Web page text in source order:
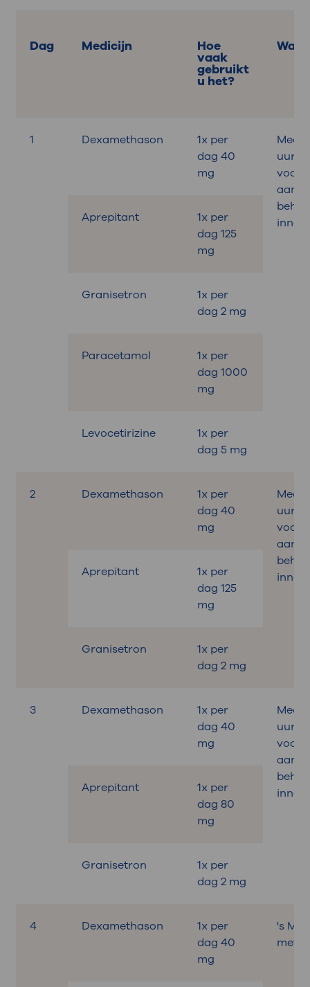
Dag Medicijn Hoe
vaak
gebruikt
u het?
1 Dexamethason
1x per
dag 40
mg
uur
aan
Aprepitant
1x per
dag 125
mg
Granisetron
1x per
dag 2 mg
Paracetamol
1x per
dag 1000
mg
Levocetirizine
1x per
dag 5 mg
2 Dexamethason
1x per
dag 40
mg
uur
aan
Aprepitant
1x per
dag 125
mg
Granisetron
1x per
dag 2 mg
3 Dexamethason
1x per
dag 40
mg
uur
aan
Aprepitant
1x per
dag 80
mg
Granisetron
1x per
dag 2 mg
4 Dexamethason
1x per
dag 40
mg
's
met